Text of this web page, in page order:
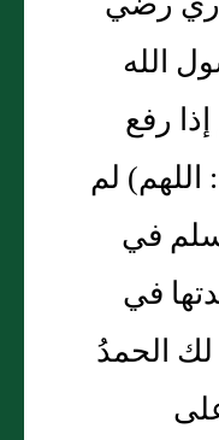
الله
رفع
لم
في
في
الحمدُ